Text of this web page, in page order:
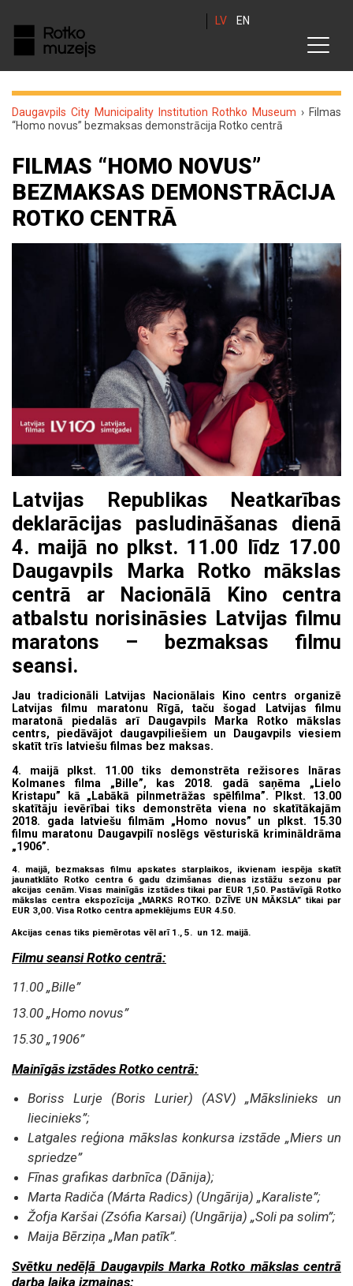
LV EN
Daugavpils City Municipality Institution Rothko Museum › Filmas
“Homo novus” bezmaksas demonstrācija Rotko centrā
FILMAS “HOMO NOVUS”
BEZMAKSAS DEMONSTRĀCIJA
ROTKO CENTRĀ
Latvijas Republikas Neatkarības
deklarācijas pasludināšanas dienā
4. maijā no plkst. 11.00 līdz 17.00
Daugavpils Marka Rotko mākslas
centrā ar Nacionālā Kino centra
atbalstu norisināsies Latvijas filmu
maratons – bezmaksas filmu
seansi.
Jau tradicionāli Latvijas Nacionālais Kino centrs organizē
Latvijas filmu maratonu Rīgā, taču šogad Latvijas filmu
maratonā piedalās arī Daugavpils Marka Rotko mākslas
centrs, piedāvājot daugavpiliešiem un Daugavpils viesiem
skatīt trīs latviešu filmas bez maksas.
4. maijā plkst. 11.00 tiks demonstrēta režisores Ināras
Kolmanes filma „Bille”, kas 2018. gadā saņēma „Lielo
Kristapu” kā „Labākā pilnmetrāžas spēlfilma”. Plkst. 13.00
skatītāju ievērībai tiks demonstrēta viena no skatītākajām
2018. gada latviešu filmām „Homo novus” un plkst. 15.30
filmu maratonu Daugavpilī noslēgs vēsturiskā krimināldrāma
„1906”.
4. maijā, bezmaksas filmu apskates starplaikos, ikvienam iespēja skatīt
jaunatklāto Rotko centra 6 gadu dzimšanas dienas izstāžu sezonu par
akcijas cenām. Visas mainīgās izstādes tikai par EUR 1,50. Pastāvīgā Rotko
mākslas centra ekspozīcija „MARKS ROTKO. DZĪVE UN MĀKSLA” tikai par
EUR 3,00. Visa Rotko centra apmeklējums EUR 4.50.
Akcijas cenas tiks piemērotas vēl arī 1., 5. un 12. maijā.
Filmu seansi Rotko centrā:
11.00 „Bille”
13.00 „Homo novus”
15.30 „1906”
Mainīgās izstādes Rotko centrā:
Boriss Lurje (Boris Lurier) (ASV) „Mākslinieks un
liecinieks”;
Latgales reģiona mākslas konkursa izstāde „Miers un
spriedze”
Fīnas grafikas darbnīca (Dānija);
Marta Radiča (Márta Radics) (Ungārija) „Karaliste”;
Žofja Karšai (Zsófia Karsai) (Ungārija) „Soli pa solim”;
Maija Bērziņa „Man patīk”.
Svētku nedēļā Daugavpils Marka Rotko mākslas centrā
darba laika izmaiņas: